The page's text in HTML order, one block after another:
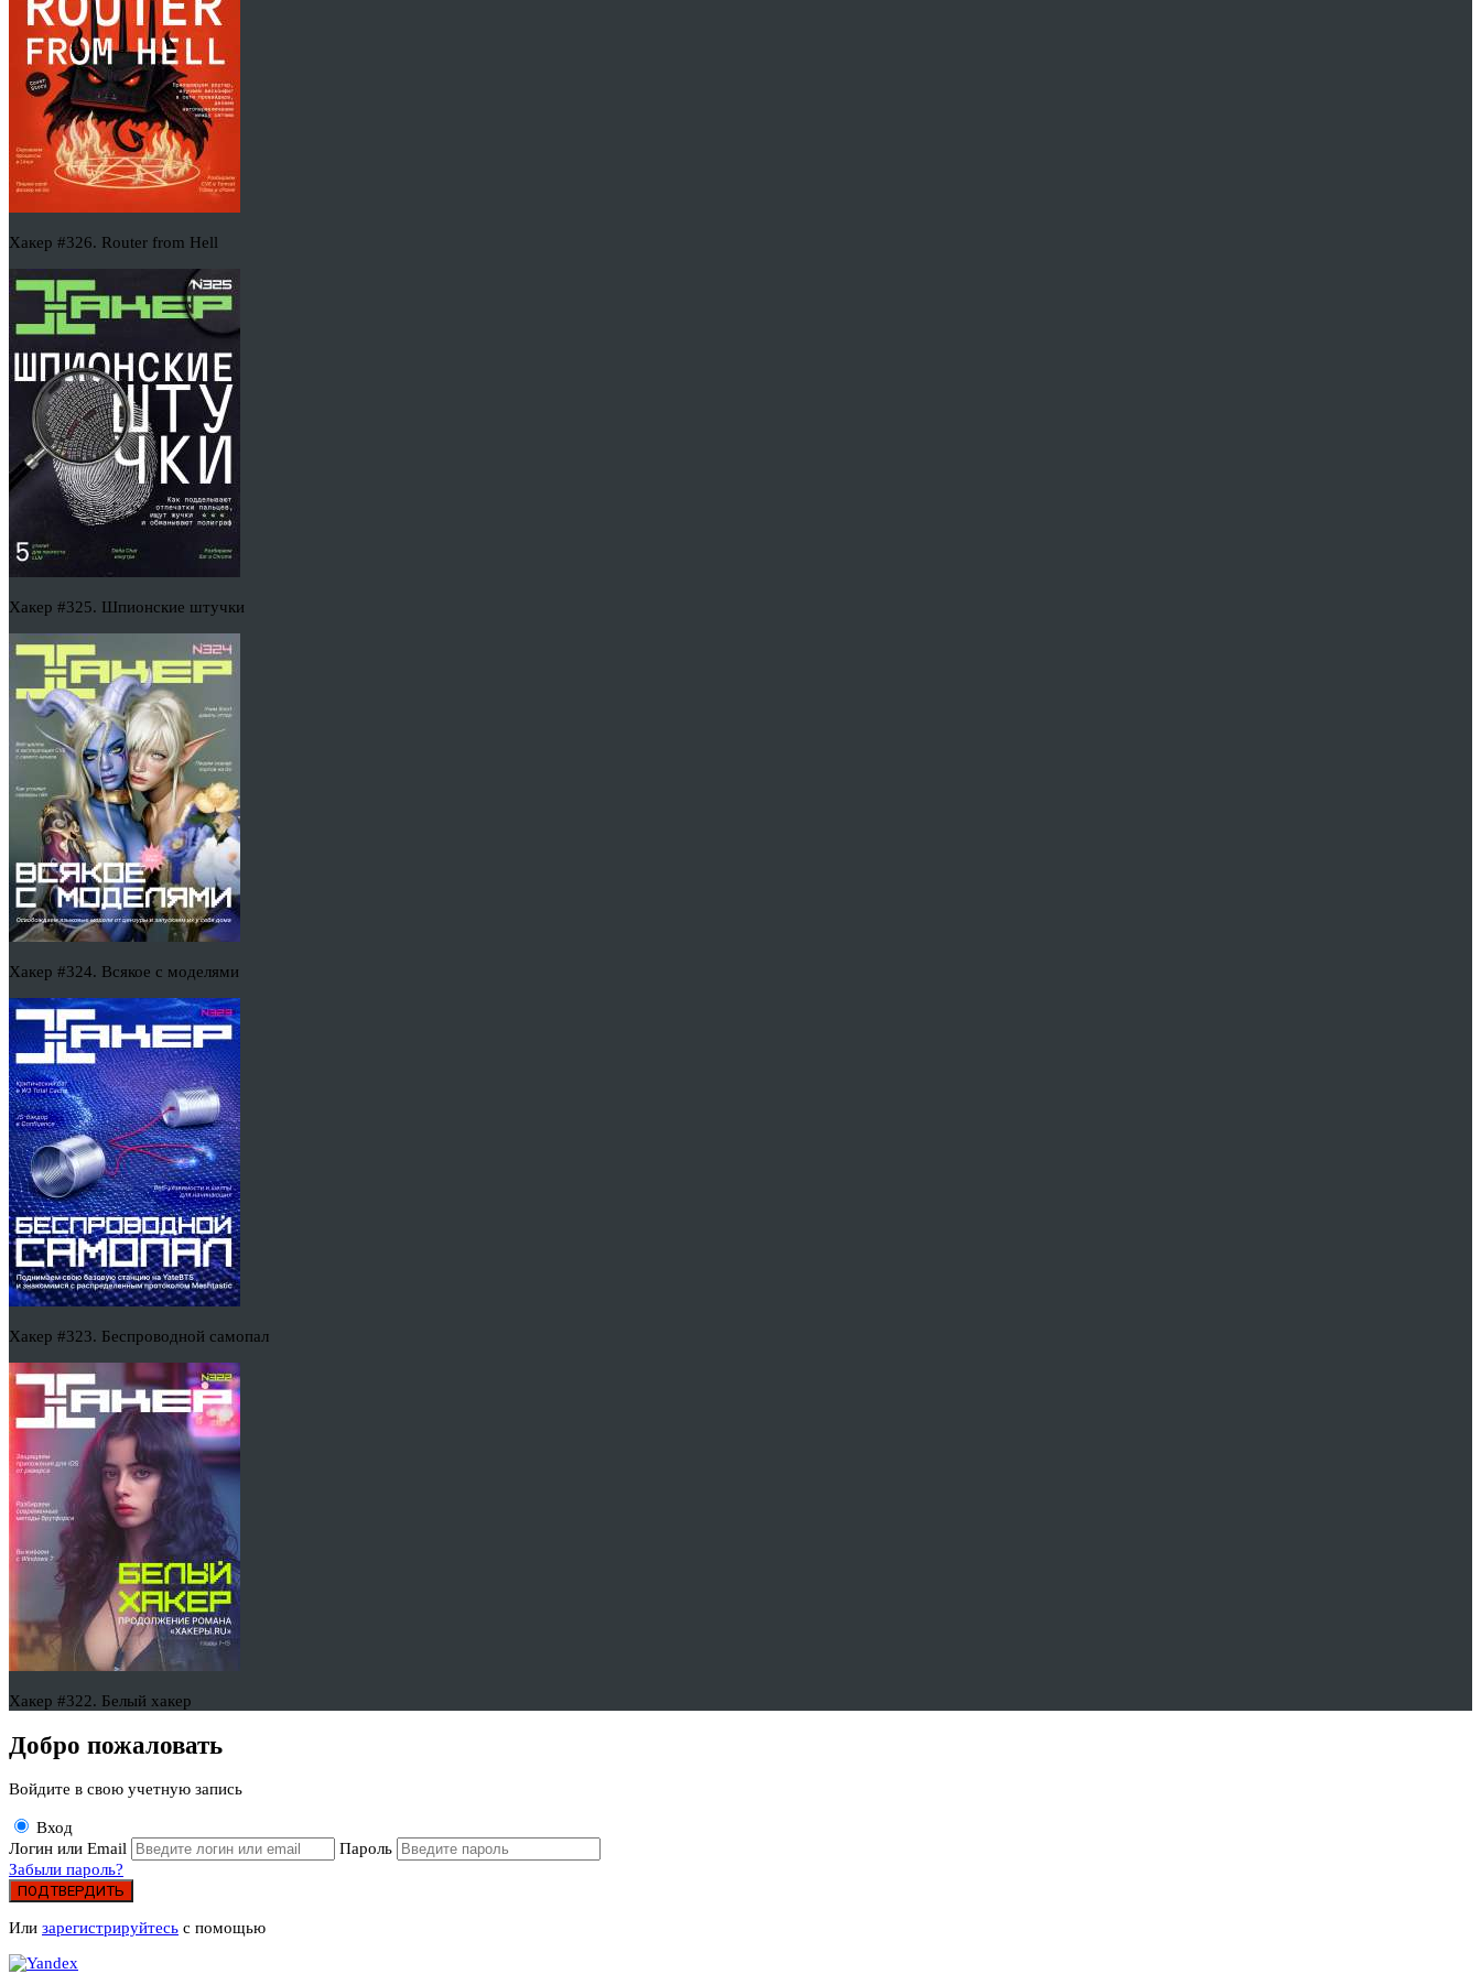
Хакер #326. Router from Hell
Хакер #325. Шпионские штучки
Хакер #324. Всякое с моделями
Хакер #323. Беспроводной самопал
Хакер #322. Белый хакер
Добро пожаловать
Войдите в свою учетную запись
Вход
Логин или Email
Пароль
Забыли пароль?
ПОДТВЕРДИТЬ
Или зарегистрируйтесь с помощью